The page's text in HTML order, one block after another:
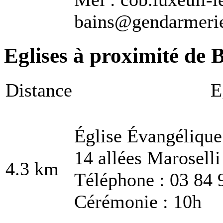
Eglises à proximité de
Distance
4.3 km
Église
14 allées
Téléphone : 03 84
Cérémonie : 10h